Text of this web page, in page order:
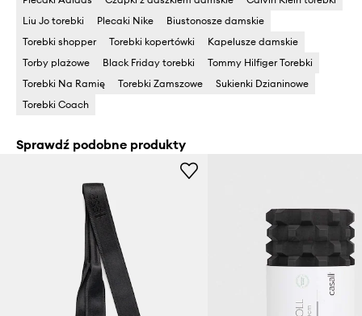
Liu Jo torebki
Plecaki Nike
Biustonosze damskie
Torebki shopper
Torebki kopertówki
Kapelusze damskie
Torby plażowe
Black Friday torebki
Tommy Hilfiger Torebki
Torebki Na Ramię
Torebki Zamszowe
Sukienki Dzianinowe
Torebki Coach
Sprawdź podobne produkty